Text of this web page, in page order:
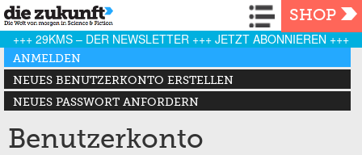
Navigation
SHOP
+++ 29KMS – DER NEWSLETTER +++ JETZT ABONNIEREN +++
Haupt-Reiter
ANMELDEN
(AKTIVER REITER)
NEUES BENUTZERKONTO ERSTELLEN
NEUES PASSWORT ANFORDERN
Benutzerkonto